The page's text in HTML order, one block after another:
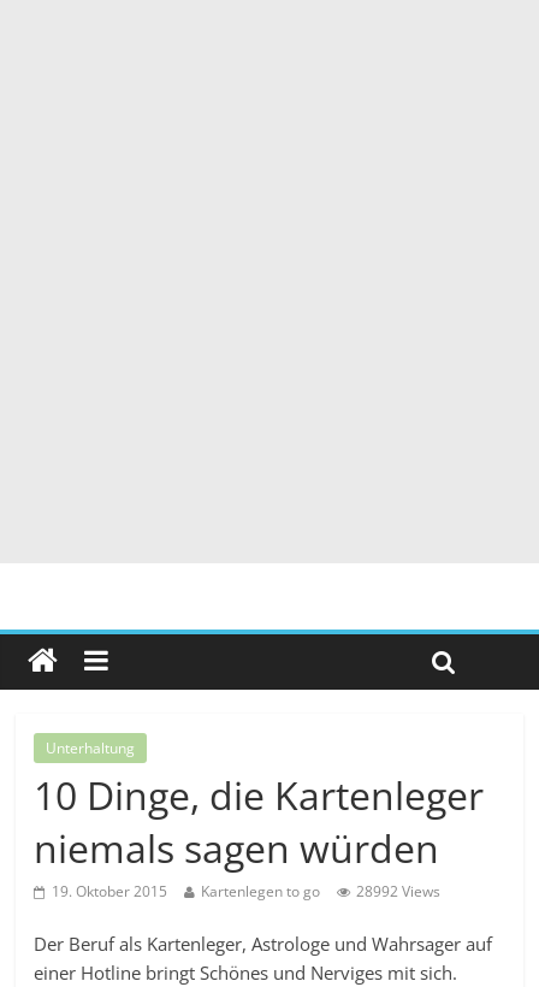
Unterhaltung
10 Dinge, die Kartenleger
niemals sagen würden
19. Oktober 2015 Kartenlegen to go 28992 Views
Der Beruf als Kartenleger, Astrologe und Wahrsager auf
einer Hotline bringt Schönes und Nerviges mit sich.